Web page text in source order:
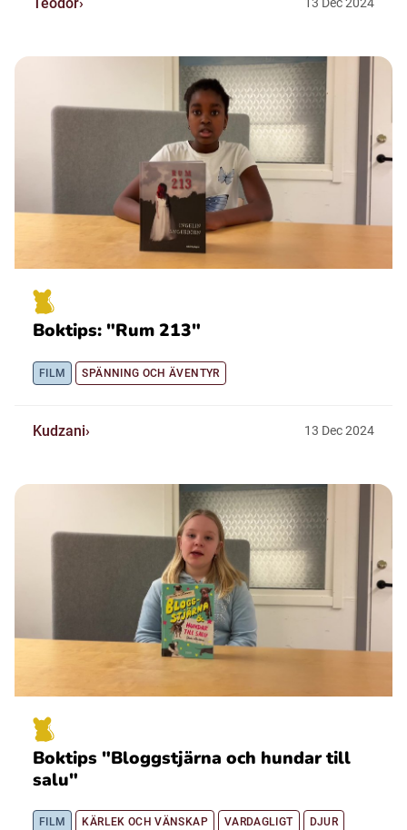
Boktips: "Rum 213"
FILM SPÄNNING OCH ÄVENTYR
Kudzani 13 Dec2024
Boktips "Bloggstjärna och hundar till
salu"
FILM KÄRLEK OCH VÄNSKAP VARDAGLIGT DJUR